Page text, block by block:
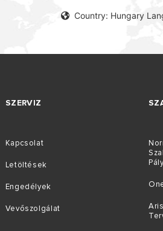
Country: Hungary
SZERVIZ
Kapcsolat
Letöltések
Engedélyek
Vevőszolgálat